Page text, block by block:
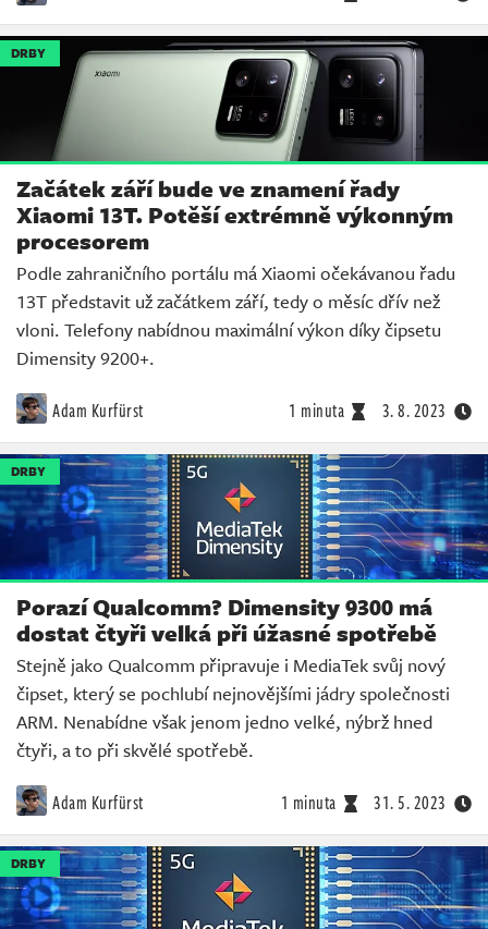
DRBY
Začátek září bude ve znamení řady
Xiaomi 13T. Potěší extrémně výkonným
procesorem
Podle zahraničního portálu má Xiaomi očekávanou řadu
13T představit už začátkem září, tedy o měsíc dřív než
vloni. Telefony nabídnou maximální výkon díky čipsetu
Dimensity 9200+.
Adam Kurfürst 1 minuta 3. 8. 2023
DRBY
Porazí Qualcomm? Dimensity 9300 má
dostat čtyři velká při úžasné spotřebě
Stejně jako Qualcomm připravuje i MediaTek svůj nový
čipset, který se pochlubí nejnovějšími jádry společnosti
ARM. Nenabídne však jenom jedno velké, nýbrž hned
čtyři, a to při skvělé spotřebě.
Adam Kurfürst 1 minuta 31. 5. 2023
DRBY